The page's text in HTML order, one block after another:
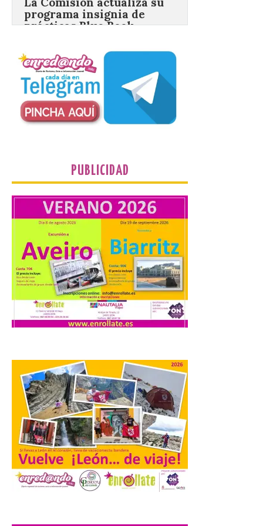
EFP
Las solicitudes estarán
abiertas del 22 de julio al 4
de septiembre de 2026.
Bruselas, 6 de agosto de
2026.- La Comisión
Europea ha actualizado las normas de su
programa de prácticas, estableciendo un
Despega el primer avión
de Iberia con wifi de alta
velocidad gratuito de
Starlink
6 Ago 2026
Iberia se convierte en la
primera aerolínea
española en ofrecer wifi a
bordo de Starlink, la
constelación de satélites
de Iberia con la innovación […]
La Junta promueve la
contratación temporal de
jóvenes desempleados
para la realización de
obras y servicios de
interés general y social
con más de 8,7 millones de
euros de inversión
PUBLICIDAD